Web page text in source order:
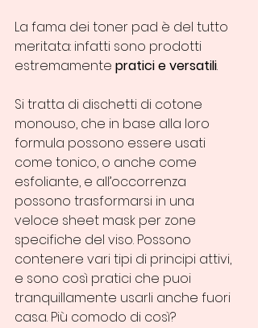
La fama dei toner pad è del tutto
meritata: infatti sono prodotti
estremamente pratici e versatili.
Si tratta di dischetti di cotone
monouso, che in base alla loro
formula possono essere usati
come tonico, o anche come
esfoliante, e all’occorrenza
possono trasformarsi in una
veloce sheet mask per zone
specifiche del viso. Possono
contenere vari tipi di principi attivi,
e sono così pratici che puoi
tranquillamente usarli anche fuori
casa. Più comodo di così?